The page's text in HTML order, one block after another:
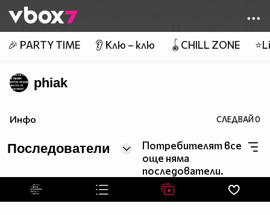
👾
🎉 PARTY TIME 👂 Клю – клю 🪀CHILL ZONE
phiak
Инфо СЛЕДВАЙ0
Последователи
Потребителят все
още няма
последователи.